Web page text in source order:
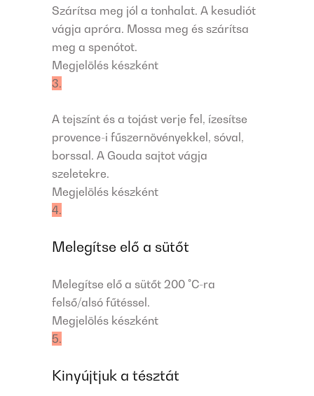
Szárítsa meg jól a tonhalat. A kesudiót
vágja apróra. Mossa meg és szárítsa
meg a spenótot.
Megjelölés készként
3.
A tejszínt és a tojást verje fel, ízesítse
provence-i fűszernövényekkel, sóval,
borssal. A Gouda sajtot vágja
szeletekre.
Megjelölés készként
4.
Melegítse elő a sütőt
Melegítse elő a sütőt 200 °C-ra
felső/alsó fűtéssel.
Megjelölés készként
5.
Kinyújtjuk a tésztát